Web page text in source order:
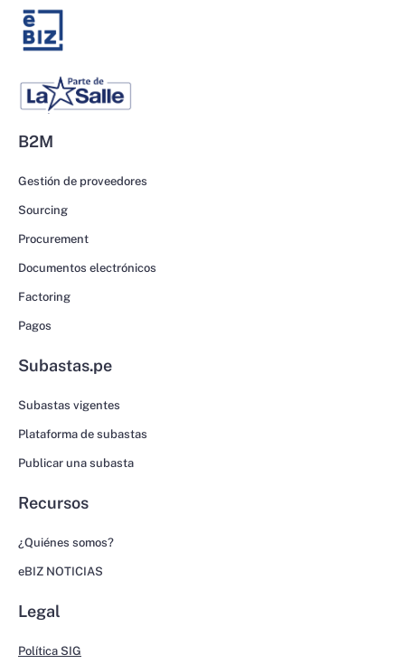
B2M
Gestión de proveedores
Sourcing
Procurement
Documentos electrónicos
Factoring
Pagos
Subastas.pe
Subastas vigentes
Plataforma de subastas
Publicar una subasta
Recursos
¿Quiénes somos?
eBIZ NOTICIAS
Legal
Política SIG